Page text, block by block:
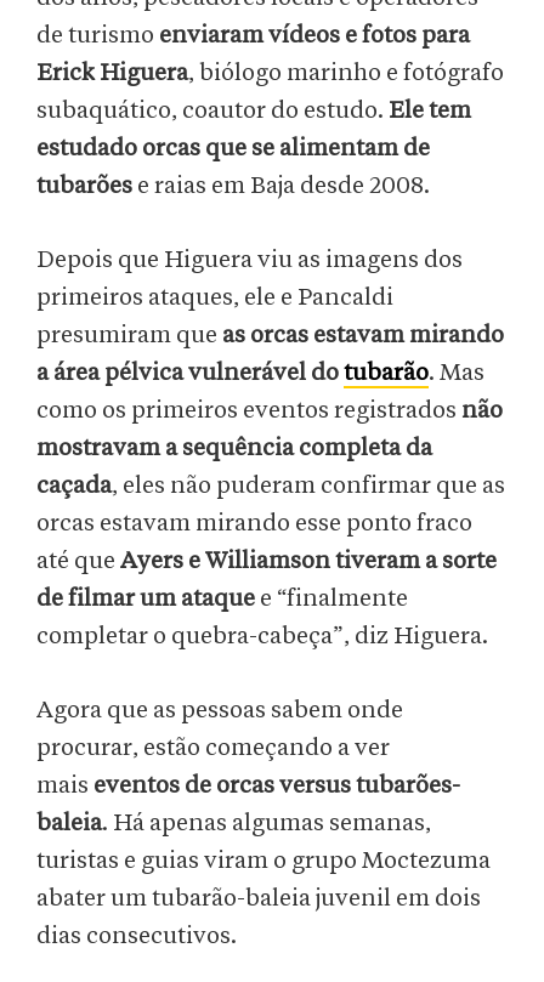
de turismo enviaram vídeos e fotos para
Erick Higuera, biólogo marinho e fotógrafo
subaquático, coautor do estudo. Ele tem
estudado orcas que se alimentam de
tubarões e raias em Baja desde 2008.
Depois que Higuera viu as imagens dos
primeiros ataques, ele e Pancaldi
presumiram que as orcas estavam mirando
a área pélvica vulnerável dotubarão. Mas
como os primeiros eventos registrados não
mostravam a sequência completa da
caçada, eles não puderam confirmar que as
orcas estavam mirando esse ponto fraco
até que Ayers e Williamson tiveram a sorte
de filmar um ataque e “finalmente
completar o quebra-cabeça”, diz Higuera.
Agora que as pessoas sabem onde
procurar, estão começando a ver
mais eventos de orcas versus tubarões-
baleia. Há apenas algumas semanas,
turistas e guias viram o grupo Moctezuma
abater um tubarão-baleia juvenil em dois
dias consecutivos.